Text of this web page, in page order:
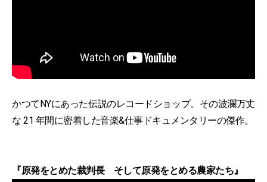
かつてNYにあった伝説のレコードショップ。その波瀾万丈
な 21 年間に密着した音楽&仕事ドキュメンタリーの傑作。
『原発をとめた裁判長 そして原発をとめる農家たち』